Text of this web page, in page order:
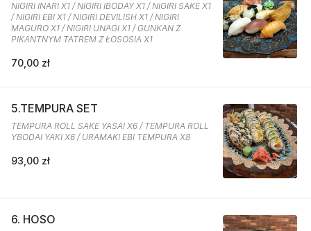
NIGIRI INARI X1 / NIGIRI IBODAY X1 / NIGIRI SAKE X1
/ NIGIRI EBI X1 / NIGIRI DEVILISH X1 / NIGIRI
MAGURO X1 / NIGIRI UNAGI X1 / GUNKAN Z
PIKANTNYM TATREM Z ŁOSOSIA X1
70,00 zł
5.TEMPURA SET
TEMPURA ROLL SAKE YASAI X6 / TEMPURA ROLL
YBODAI YAKI X6 / URAMAKI EBI TEMPURA X8
93,00 zł
6. HOSO